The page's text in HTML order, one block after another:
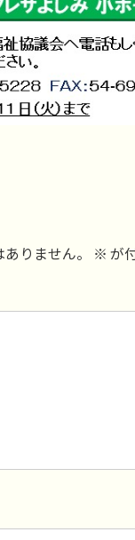
りません。 ※ が